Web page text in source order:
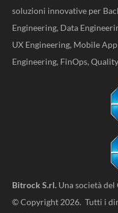
soluzioni innovative per
Engineering, Data
UX Engineering, Mobile
Engineering, FinOps,
Bitrock S.rl. Una società del
© Copyright 2026. Tutti i